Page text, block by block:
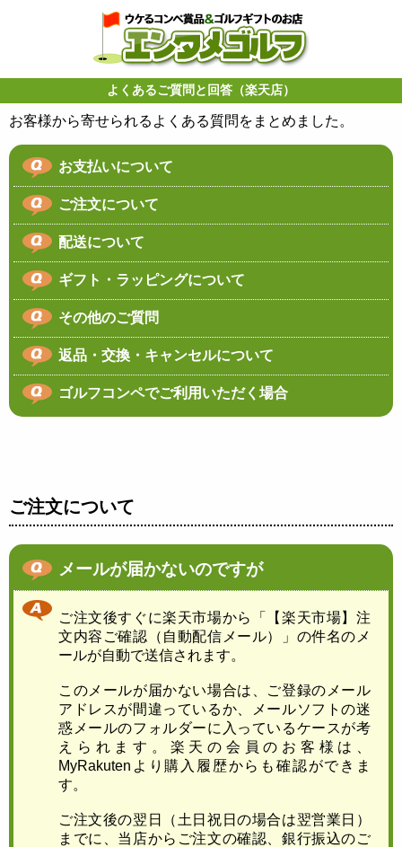
よくあるご質問と回答（楽天店）
お客様から寄せられるよくある質問をまとめました。
お支払いについて
ご注文について
配送について
ギフト・ラッピングについて
その他のご質問
返品・交換・キャンセルについて
ゴルフコンペでご利用いただく場合
ご注文について
メールが届かないのですが
ご注文後すぐに楽天市場から「【楽天市場】注
文内容ご確認（自動配信メール）」の件名のメ
ールが自動で送信されます。
このメールが届かない場合は、ご登録のメール
アドレスが間違っているか、メールソフトの迷
惑メールのフォルダーに入っているケースが考
えられます。楽天の会員のお客様は、
MyRakutenより購入履歴からも確認ができま
す。
ご注文後の翌日（土日祝日の場合は翌営業日）
までに、当店からご注文の確認、銀行振込のご